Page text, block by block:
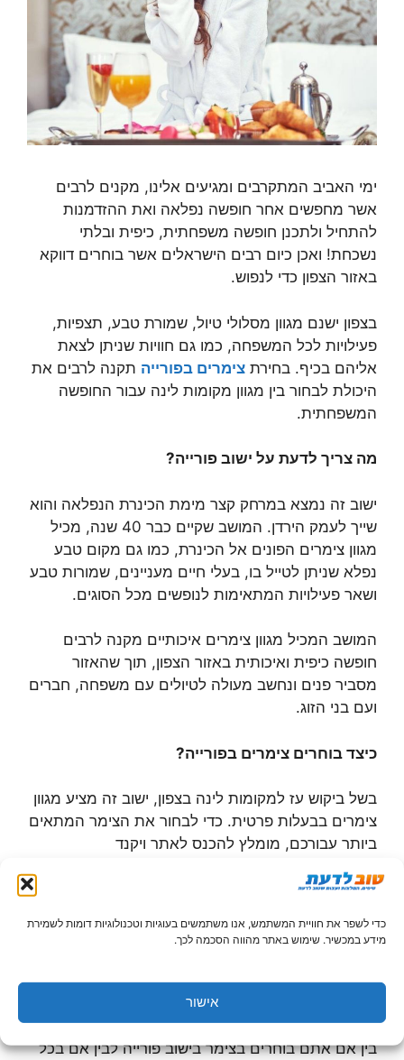
כדי לשפר את חוויית המשתמש, אנו משתמשים בעוגיות וטכנולוגיות דומות לשמירת
מידע במכשיר. שימוש באתר מהווה הסכמה לכך.
אישור
ימי האביב המתקרבים ומגיעים אלינו, מקנים לרבים
אשר מחפשים אחר חופשה נפלאה ואת ההזדמנות
להתחיל ולתכנן חופשה משפחתית, כיפית ובלתי
נשכחת! ואכן כיום רבים הישראלים אשר בוחרים דווקא
באזור הצפון כדי לנפוש.
בצפון ישנם מגוון מסלולי טיול, שמורת טבע, תצפיות,
פעילויות לכל המשפחה, כמו גם חוויות שניתן לצאת
אליהם בכיף. בחירת צימרים בפורייה תקנה לרבים את
היכולת לבחור בין מגוון מקומות לינה עבור החופשה
המשפחתית.
מה צריך לדעת על ישוב פורייה?
ישוב זה נמצא במרחק קצר מימת הכינרת הנפלאה והוא
שייך לעמק הירדן. המושב שקיים כבר 40 שנה, מכיל
מגוון צימרים הפונים אל הכינרת, כמו גם מקום טבע
נפלא שניתן לטייל בו, בעלי חיים מעניינים, שמורות טבע
ושאר פעילויות המתאימות לנופשים מכל הסוגים.
המושב המכיל מגוון צימרים איכותיים מקנה לרבים
חופשה כיפית ואיכותית באזור הצפון, תוך שהאזור
מסביר פנים ונחשב מעולה לטיולים עם משפחה, חברים
ועם בני הזוג.
כיצד בוחרים צימרים בפורייה?
בשל ביקוש עז למקומות לינה בצפון, ישוב זה מציע מגוון
צימרים בבעלות פרטית. כדי לבחור את הצימר המתאים
ביותר עבורכם, מומלץ להכנס לאתר ויקנד
באתר זה זה תוכלו למצוא המלצות על
הכנרתועוד, תוך בחירה מושכלת של מקום הלינה
למה יש לשים לב בעת בחירת צימר?
בין אם אתם בוחרים בצימר בישוב פורייה לבין אם בכל